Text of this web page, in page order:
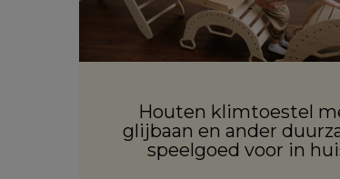
Houten klimtoestel
glijbaan en ander
speelgoed voor in